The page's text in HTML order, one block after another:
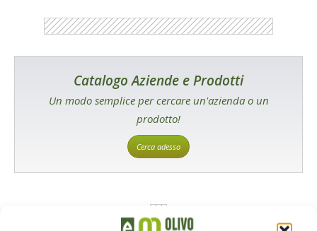
Catalogo Aziende e Prodotti
Un modo semplice per cercare un'azienda o un
prodotto!
Cerca adesso